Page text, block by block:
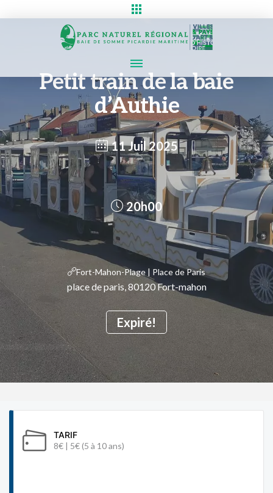
Petit train de la baie
d’Authie
11 Juil 2025
Expiré!
20h00
Fort-Mahon-Plage | Place de Paris
place de paris, 80120 Fort-mahon
TARIF
8€ | 5€ (5 à 10 ans)